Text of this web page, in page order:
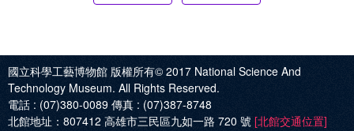
國立科學工藝博物館 版權所有© 2017 National Science And
Technology Museum. All Rights Reserved.
電話 : (07)380-0089 傳真 : (07)387-8748
北館地址： 807412 高雄市三民區九如一路 720 號 [北館交通位置]